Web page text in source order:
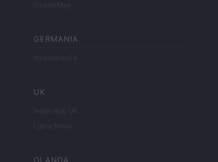
InvestirMag
GERMANIA
Investieren24
UK
News Hub UK
Lgbtq News